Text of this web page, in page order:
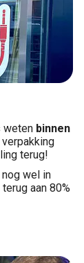
weten binnen
terug!
wel in
aan 80%